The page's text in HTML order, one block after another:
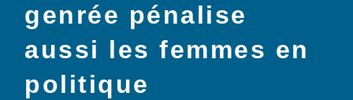
genrée pénalise
aussi les femmes en
politique